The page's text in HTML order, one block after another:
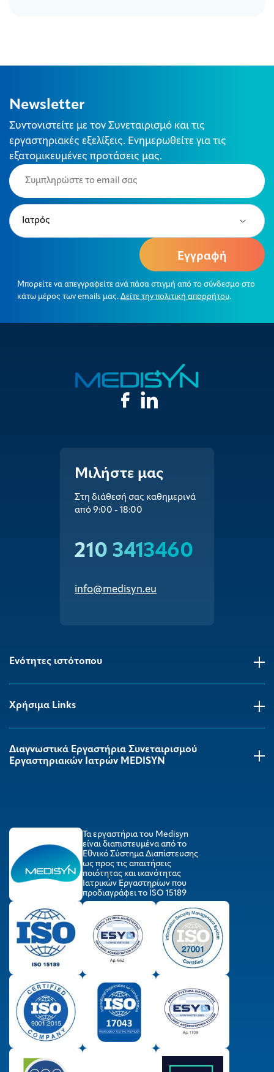
Newsletter
Συντονιστείτε με τον Συνεταιρισμό και τις
εργαστηριακές εξελίξεις. Ενημερωθείτε για τις
εξατομικευμένες προτάσεις μας.
Email
(Required)
Type
(Required)
Μπορείτε να απεγγραφείτε ανά πάσα στιγμή από το σύνδεσμο στο
κάτω μέρος των emails μας. Δείτε την πολιτική απορρήτου.
Μιλήστε μας
Στη διάθεσή σας καθημερινά
από 9:00 - 18:00
210 3413460
info@medisyn.eu
Ενότητες ιστότοπου
Χρήσιμα Links
Διαγνωστικά Εργαστήρια Συνεταιρισμού
Εργαστηριακών Ιατρών MEDISYΝ
Τα εργαστήρια του Medisyn
είναι διαπιστευμένα από το
Εθνικό Σύστημα Διαπίστευσης
ως προς τις απαιτήσεις
ποιότητας και ικανότητας
Ιατρικών Εργαστηρίων που
προδιαγράφει το ISO 15189